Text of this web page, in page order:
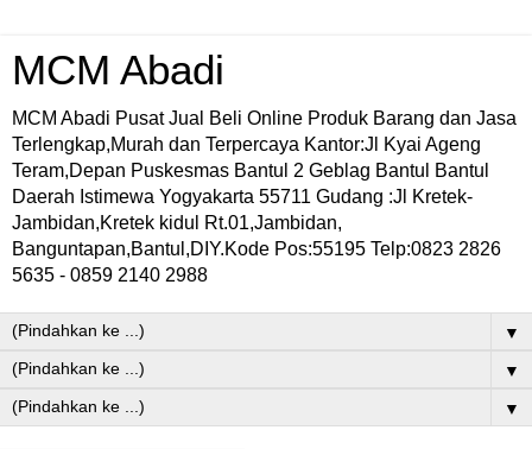
MCM Abadi
MCM Abadi Pusat Jual Beli Online Produk Barang dan Jasa
Terlengkap,Murah dan Terpercaya Kantor:Jl Kyai Ageng
Teram,Depan Puskesmas Bantul 2 Geblag Bantul Bantul
Daerah Istimewa Yogyakarta 55711 Gudang :Jl Kretek-
Jambidan,Kretek kidul Rt.01,Jambidan,
Banguntapan,Bantul,DIY.Kode Pos:55195 Telp:0823 2826
5635 - 0859 2140 2988
▼
▼
▼